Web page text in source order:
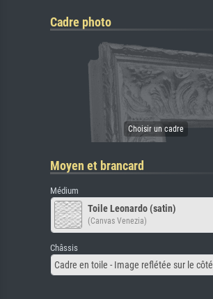
Cadre photo
Moyen et brancard
Médium
Toile Leonardo (satin)
(Canvas Venezia)
Châssis
Cadre en toile - Image reflétée sur le côté